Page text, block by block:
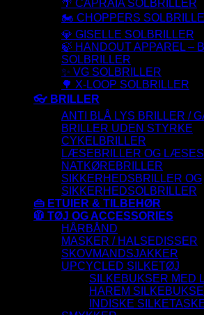
🌴 CAPRAIA SOLBRILLER
🏍️ CHOPPERS
💎 GISELLE SOLBRILLER
🍃 HANDOUT APPAREL –
SOLBRILLER
✨ VG SOLBRILLER
🌳 X-LOOP SOLBRILLER
👓 BRILLER
ANTI BLÅ LYS BRILLER /
BRILLER UDEN STYRKE
CYKELBRILLER
LÆSEBRILLER OG
NATKØREBRILLER
SIKKERHEDSBRILLER OG
SIKKERHEDSOLBRILLER
👜 ETUIER & TILBEHØR
🧥 TØJ OG ACCESSORIES
HÅRBÅND
MASKER / HALSEDISSER
SKOVMANDSJAKKER
UPCYCLED SILKETØJ
SILKEBUKSER MED
HAREM
INDISKE